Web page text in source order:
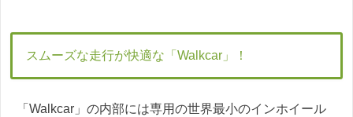
スムーズな走行が快適な「Walkcar」！
「Walkcar」の内部には専用の世界最小のインホイール